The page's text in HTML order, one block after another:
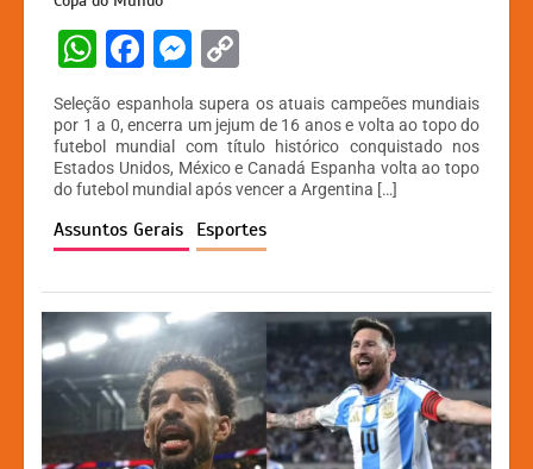
W
h
at
s
A
p
F
a
c
e
b
o
k
M
s
s
e
n
er
p
y
Li
n
Seleção espanhola supera os atuais campeões mundiais
por 1 a 0, encerra um jejum de 16 anos e volta ao topo do
futebol mundial com título histórico conquistado nos
Estados Unidos, México e Canadá Espanha volta ao topo
do futebol mundial após vencer a Argentina […]
Assuntos Gerais Esportes